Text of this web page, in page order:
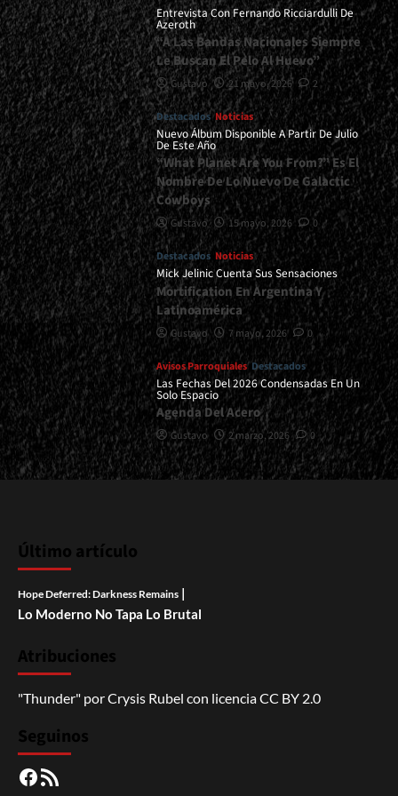
Entrevista Con Fernando Ricciardulli De
Azeroth
“A Las Bandas Nacionales Siempre
Le Buscan El Pelo Al Huevo”
Gustavo 21 mayo, 2026 2
Destacados Noticias
Nuevo Álbum Disponible A Partir De Julio
De Este Año
“What Planet Are You From?” Es El
Nombre De Lo Nuevo De Galactic
Cowboys
Gustavo 15 mayo, 2026 0
Destacados Noticias
Mick Jelinic Cuenta Sus Sensaciones
Mortification En Argentina Y
Latinoamérica
Gustavo 7 mayo, 2026 0
Avisos Parroquiales Destacados
Las Fechas Del 2026 Condensadas En Un
Solo Espacio
Agenda Del Acero
Gustavo 2 marzo, 2026 0
Último artículo
Hope Deferred: Darkness Remains |
Lo Moderno No Tapa Lo Brutal
Atribuciones
"Thunder" porCrysis Rubel con licenciaCC BY 2.0
Seguinos
Facebook
RSS